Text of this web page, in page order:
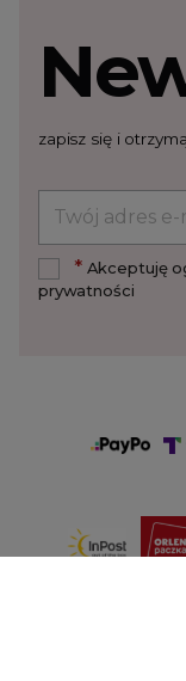
zapisz się i
*Akceptuję
prywatności